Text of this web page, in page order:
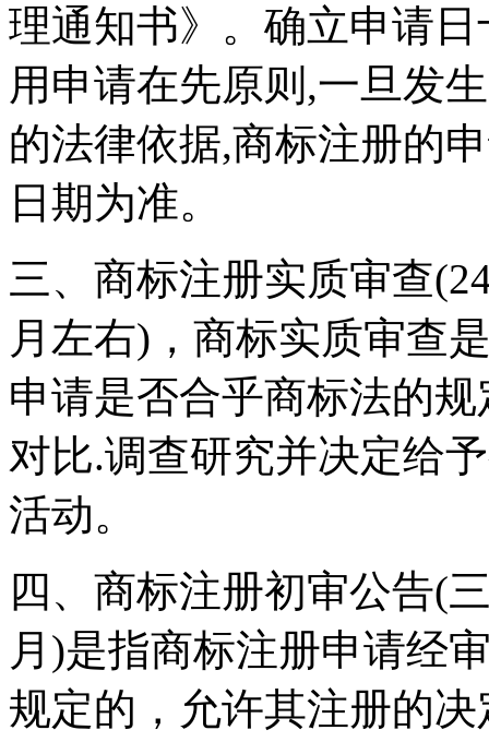
理通知书》。确立申请
用申请在先原则,一旦发
的法律依据,商标注册的
日期为准。
三、商标注册实质审查
月左右)，商标实质审查
申请是否合乎商标法的
对比.调查研究并决定给
活动。
四、商标注册初审公告(
月)是指商标注册申请经
规定的，允许其注册的